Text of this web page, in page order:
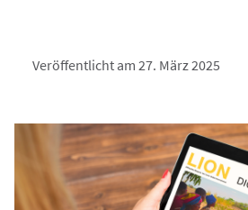
Veröffentlicht am 27. März 2025